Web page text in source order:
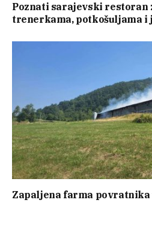
Poznati sarajevski restoran
trenerkama, potkošuljama i
Zapaljena farma povratnika